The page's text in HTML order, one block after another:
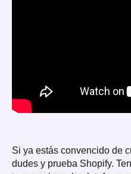
Si ya estás convencido de
dudes y prueba Shopify.